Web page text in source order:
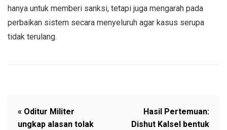
hanya untuk memberi sanksi, tetapi juga mengarah pada
perbaikan sistem secara menyeluruh agar kasus serupa
tidak terulang.
« Oditur Militer
ungkap alasan tolak
Hasil Pertemuan:
Dishut Kalsel bentuk